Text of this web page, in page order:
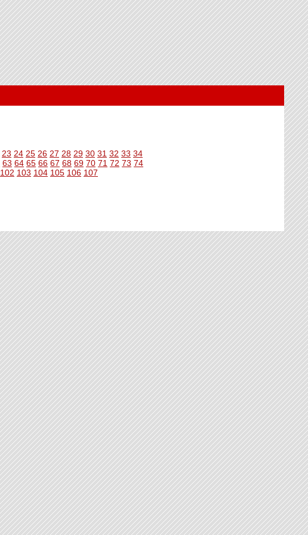
23 24 25 26 27 28 29 30 31 32 33 34
63 64 65 66 67 68 69 70 71 72 73 74
102 103 104 105 106 107